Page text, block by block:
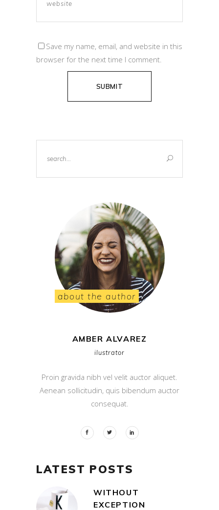
Save my name, email, and website in this
browser for the next time I comment.
about the author
AMBER ALVAREZ
ilustrator
Proin gravida nibh vel velit auctor aliquet.
Aenean sollicitudin, quis bibendum auctor
consequat.
LATEST POSTS
WITHOUT
EXCEPTION